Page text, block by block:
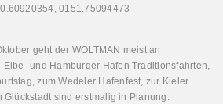
,0151.75094473
geht der WOLTMAN meist an
und Hamburger Hafen Traditionsfahrten,
zum Wedeler Hafenfest, zur Kieler
Glückstadt sind erstmalig in Planung.